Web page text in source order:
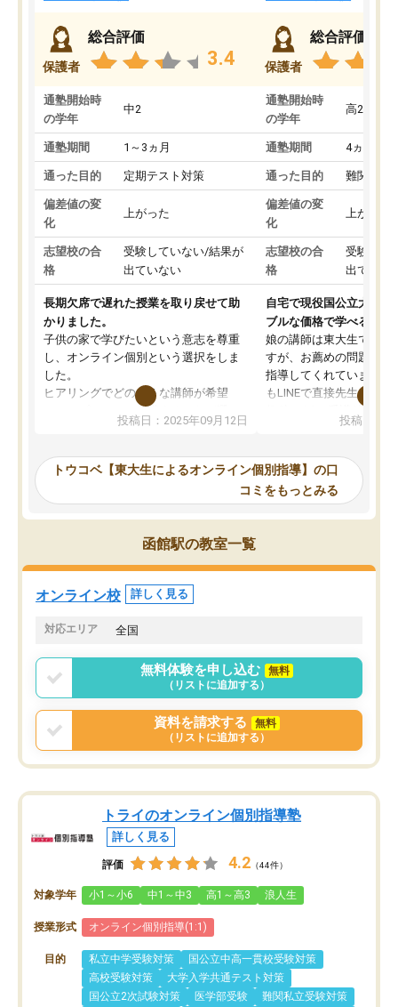
保護者
総合評価
3.4
通塾開始時
の学年
中2
通塾期間 1～3ヵ月
通った目的 定期テスト対策
偏差値の変
化
上がった
志望校の合
格
受験していない/結果が
出ていない
長期欠席で遅れた授業を取り戻せて助
かりました。
子供の家で学びたいという意志を尊重
し、オンライン個別という選択をしま
した。
ヒアリングでどのような講師が希望
か、オプションは付帯するかなど選ぶ
事が出来ました。
ーティングを行い、その講師で良いか
見てから講師を決定する事ができま
す。
うちの子は、初回面談の講師の方で決
オンラインツールを使用した単語帳の
共有があり宿題もそちらで出される形
でした。
言う事で講師変更の申し出があり、あ
まりに短期での変更だった為、塾に通
う事にして退会しました。遅れも取り
戻せ、授業内容や講師の方は良かった
と思います。
投稿日：2025年09月12日
保護者
総合評価
通塾開始時
の学年
高2
通塾期間 4ヵ月～1
通った目的 難関私立
偏差値の変
化
上がった
志望校の合
格
受験して
出ていな
自宅で現役国公立大学生
ブルな価格で学べる
娘の講師は東大生では無
すが、お薦めの問題集や
指導してくれています。
もLINEで直接先生に質問
めれるので、個人に合
いなのがあり(有料)、受
ことをどんなスケジュー
くか相談したのですが、
ち期待したものではなく
くなってきたようなので
投稿日：
トウコベ【東大生によるオンライン個別指導】の口
コミをもっとみる
函館駅の教室一覧
オンライン校 詳しく見る
対応エリア 全国
無料体験を申し込む
無料
（リストに追加する）
資料を請求する
無料
（リストに追加する）
トライのオンライン個別指導塾
詳しく見る
評価 4.2 （44件）
対象学年 小1～小6 中1～中3 高1～高3 浪人生
授業形式 オンライン個別指導(1:1)
目的 私立中学受験対策
国公立中高一貫校受験対策
高校受験対策
大学入学共通テスト対策
国公立2次試験対策
医学部受験
難関私立受験対策